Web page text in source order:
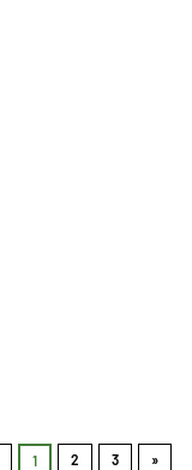
1 2 3 »